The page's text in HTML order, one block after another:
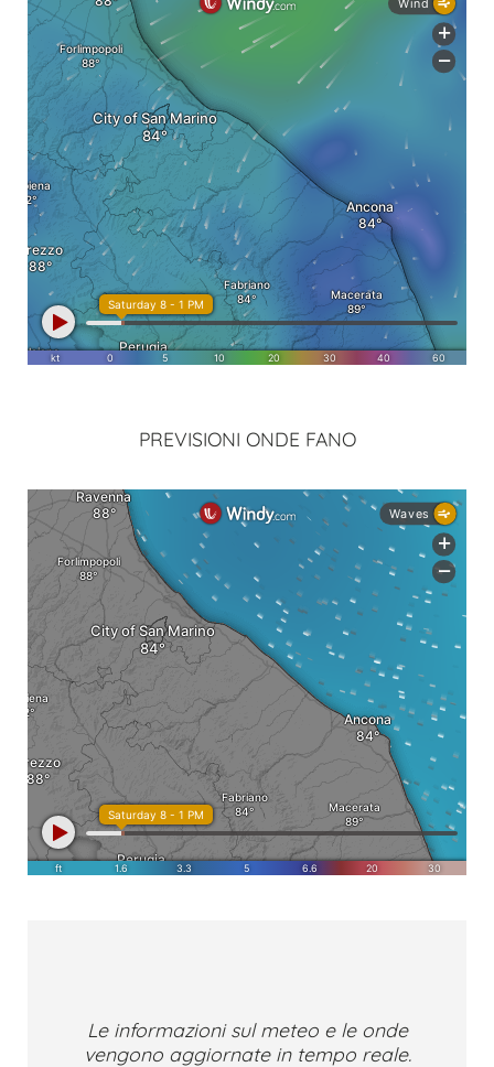
PREVISIONI ONDE FANO
Le informazioni sul meteo e le onde
vengono aggiornate in tempo reale.